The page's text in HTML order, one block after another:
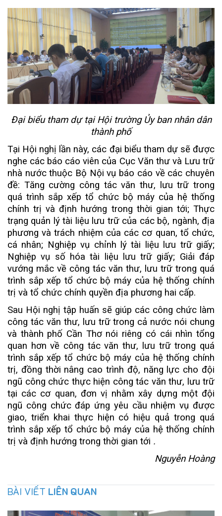
Đại biểu tham dự tại Hội trường Ủy ban nhân dân
thành phố
Tại Hội nghị lần này, các đại biểu tham dự sẽ được
nghe các báo cáo viên của Cục Văn thư và Lưu trữ
nhà nước thuộc Bộ Nội vụ báo cáo về các chuyên
đề: Tăng cường công tác văn thư, lưu trữ trong
quá trình sắp xếp tổ chức bộ máy của hệ thống
chính trị và định hướng trong thời gian tới; Thực
trạng quản lý tài liệu lưu trữ của các bộ, ngành, địa
phương và trách nhiệm của các cơ quan, tổ chức,
cá nhân; Nghiệp vụ chỉnh lý tài liệu lưu trữ giấy;
Nghiệp vụ số hóa tài liệu lưu trữ giấy; Giải đáp
vướng mắc về công tác văn thư, lưu trữ trong quá
trình sắp xếp tổ chức bộ máy của hệ thống chính
trị và tổ chức chính quyền địa phương hai cấp.
Sau Hội nghị tập huấn sẽ giúp các công chức làm
công tác văn thư, lưu trữ trong cả nước nói chung
và thành phố Cần Thơ nói riêng có cái nhìn tổng
quan hơn về công tác văn thư, lưu trữ trong quá
trình sắp xếp tổ chức bộ máy của hệ thống chính
trị, đồng thời nâng cao trình độ, năng lực cho đội
ngũ công chức thực hiện công tác văn thư, lưu trữ
tại các cơ quan, đơn vị nhằm xây dựng một đội
ngũ công chức đáp ứng yêu cầu nhiệm vụ được
giao, triển khai thực hiện có hiệu quả trong quá
trình sắp xếp tổ chức bộ máy của hệ thống chính
trị và định hướng trong thời gian tới .
Nguyễn Hoàng
BÀI VIẾT LIÊN QUAN